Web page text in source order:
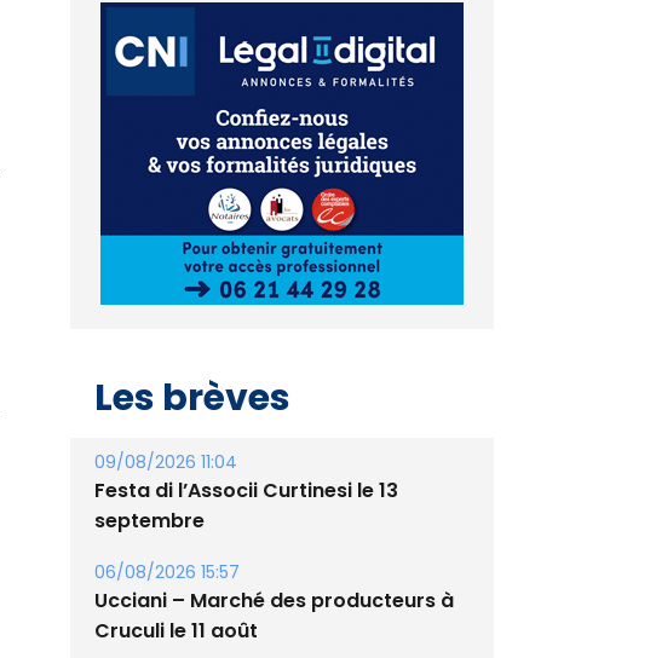
09/08/2026 11:04
septembre
06/08/2026 15:57
Ucciani – Marché des producteurs à
Cruculi le 11 août
06/08/2026 15:25